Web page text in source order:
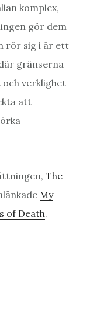
komplex,
gör dem
rör sig i är ett
gränserna
och verklighet
att
The
My
of Death.